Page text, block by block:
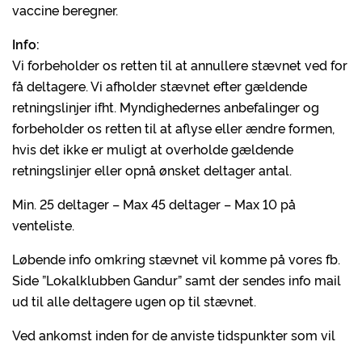
vaccine beregner.
Info:
Vi forbeholder os retten til at annullere stævnet ved for
få deltagere. Vi afholder stævnet efter gældende
retningslinjer ifht. Myndighedernes anbefalinger og
forbeholder os retten til at aflyse eller ændre formen,
hvis det ikke er muligt at overholde gældende
retningslinjer eller opnå ønsket deltager antal.
Min. 25 deltager – Max 45 deltager – Max 10 på
venteliste.
Løbende info omkring stævnet vil komme på vores fb.
Side ”Lokalklubben Gandur” samt der sendes info mail
ud til alle deltagere ugen op til stævnet.
Ved ankomst inden for de anviste tidspunkter som vil